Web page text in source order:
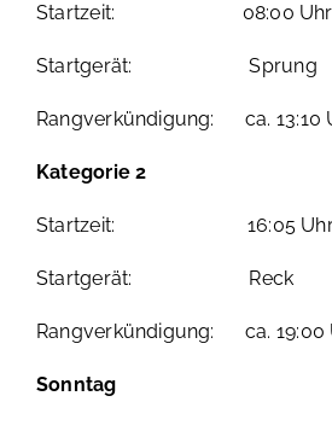
Startzeit: 08:00 Uhr
Startgerät: Sprung
Rangverkündigung: ca. 13:10
Kategorie 2
Startzeit: 16:05
Startgerät: Reck
Rangverkündigung: ca. 19:00
Sonntag